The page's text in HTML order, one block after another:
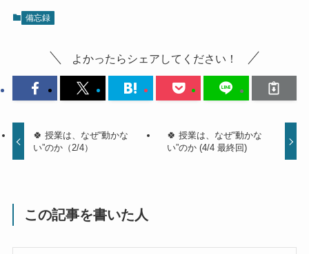
備忘録
よかったらシェアしてください！
🍀 授業は、なぜ“動かな
い”のか（2/4）
🍀 授業は、なぜ“動かな
い”のか (4/4 最終回)
この記事を書いた人